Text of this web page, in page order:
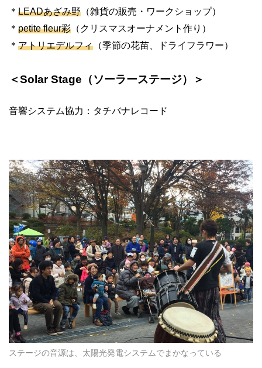
＊ LEADあざみ野 （雑貨の販売・ワークショップ）
＊ petite fleur彩 （クリスマスオーナメント作り）
＊ アトリエデルフィ （季節の花苗、ドライフラワー）
＜Solar Stage（ソーラーステージ）＞
音響システム協力：タチバナレコード
ステージの音源は、太陽光発電システムでまかなっている